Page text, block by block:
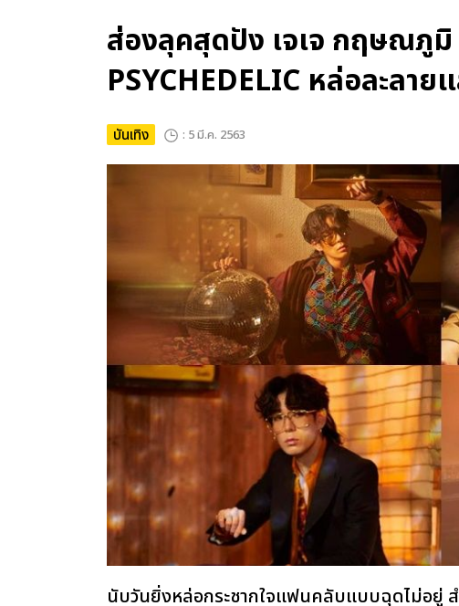
ส่องลุคสุดปัง เจเจ กฤษณภูมิ
PSYCHEDELIC หล่อละลาย
บันเทิง : 5 มี.ค. 2563
นับวันยิ่งหล่อกระชากใจแฟนคลับแบบฉุดไม่อยู่